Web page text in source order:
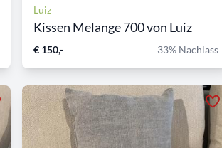
Luiz
Kissen Melange 700 von Luiz
€ 150,- 33% Nachlass